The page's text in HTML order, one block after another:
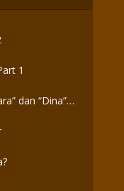
1
dan “Dina”